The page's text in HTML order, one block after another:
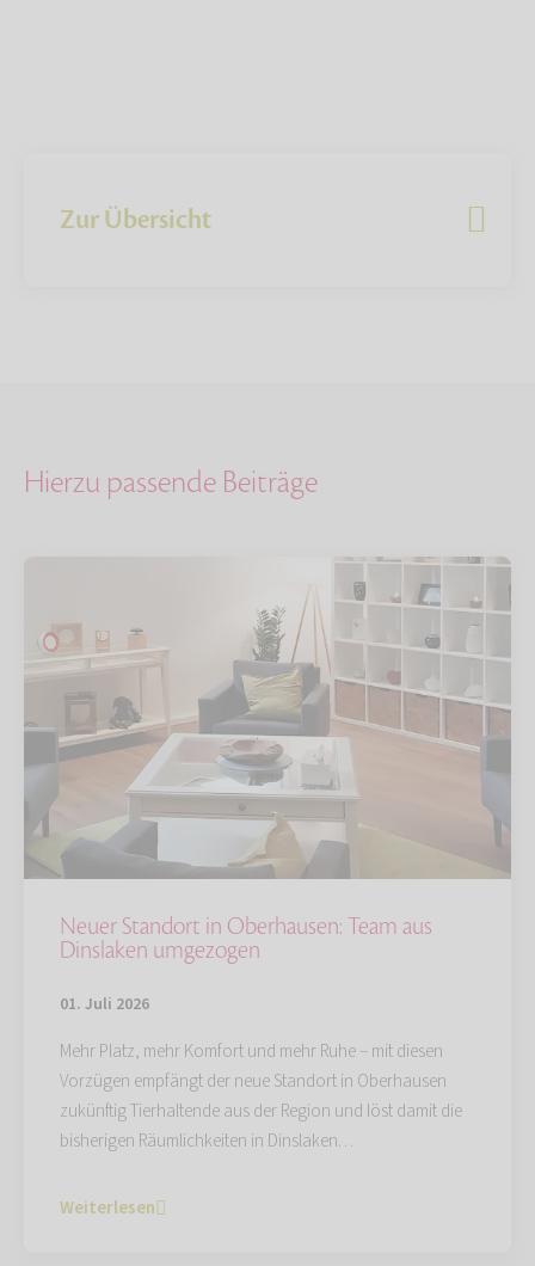
Zur Übersicht
Hierzu passende Beiträge
Neuer Standort in Oberhausen: Team aus
Dinslaken umgezogen
01. Juli 2026
Mehr Platz, mehr Komfort und mehr Ruhe – mit diesen
Vorzügen empfängt der neue Standort in Oberhausen
zukünftig Tierhaltende aus der Region und löst damit die
bisherigen Räumlichkeiten in Dinslaken…
Weiterlesen